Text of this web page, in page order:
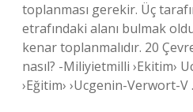
toplanması gerekir. Üç
etrafındaki alanı bulmak
kenar toplanmalıdır. 20
nasıl? -Miliyietmilli ›Ekitim›
›Eğitim› ›Ucgenin-Verwort-V